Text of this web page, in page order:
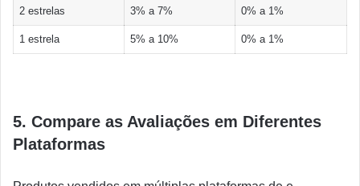
2 estrelas 3% a 7% 0% a 1%
1 estrela 5% a 10% 0% a 1%
5. Compare as Avaliações em Diferentes
Plataformas